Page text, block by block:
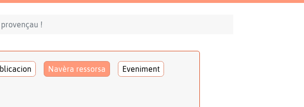
!
Navèra ressorsa Eveniment